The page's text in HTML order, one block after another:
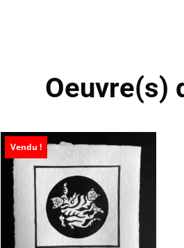
Oeuvre(s)
Vendu !